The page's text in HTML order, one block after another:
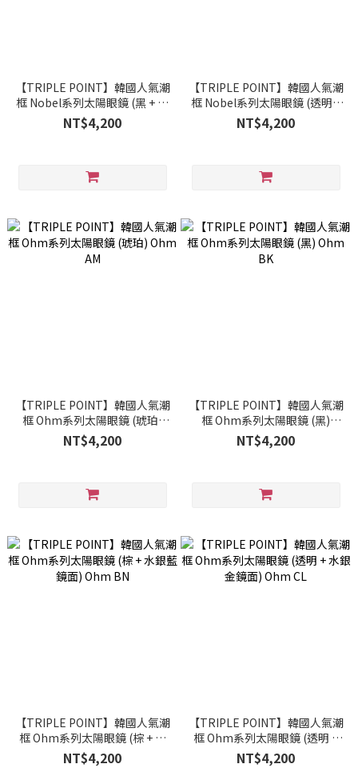
【TRIPLE POINT】韓國人氣潮
框 Nobel系列太陽眼鏡 (黑 + 水
銀鏡面 ) Nobel BK GDMI
NT$4,200
【TRIPLE POINT】韓國人氣潮
框 Nobel系列太陽眼鏡 (透明 +
水銀金鏡面 ) Nobel CL
NT$4,200
【TRIPLE POINT】韓國人氣潮
框 Ohm系列太陽眼鏡 (琥珀)
Ohm AM
NT$4,200
【TRIPLE POINT】韓國人氣潮
框 Ohm系列太陽眼鏡 (黑)
Ohm BK
NT$4,200
【TRIPLE POINT】韓國人氣潮
框 Ohm系列太陽眼鏡 (棕 + 水
銀藍鏡面) Ohm BN
NT$4,200
【TRIPLE POINT】韓國人氣潮
框 Ohm系列太陽眼鏡 (透明 +
水銀金鏡面) Ohm CL
NT$4,200